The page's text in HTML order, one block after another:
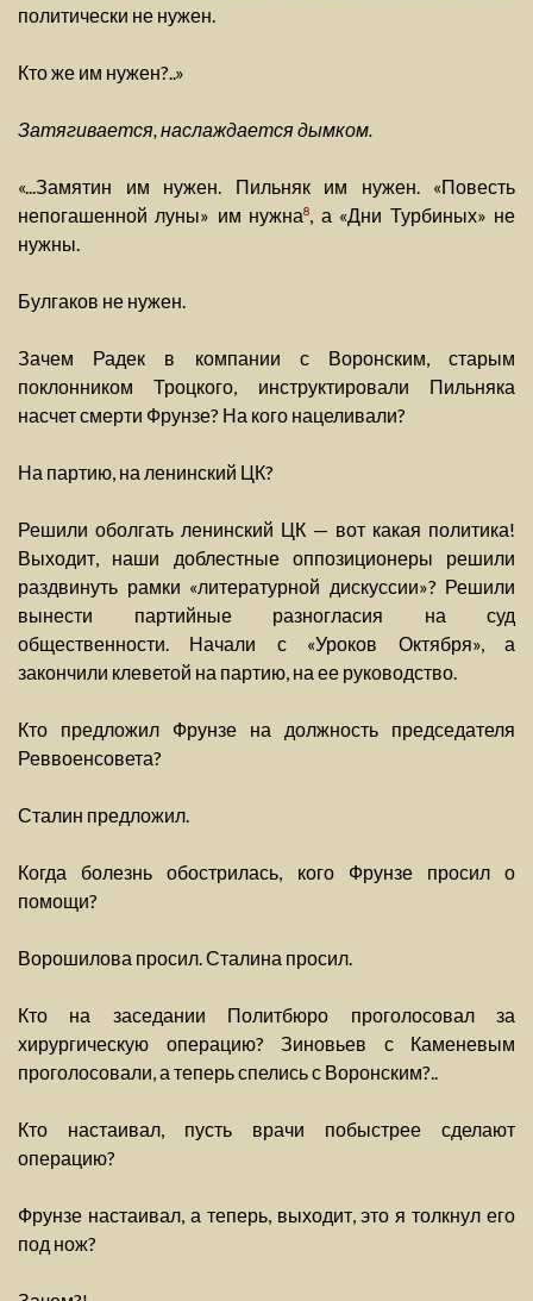
политически не нужен.
Кто же им нужен?..»
Затягивается, наслаждается дымком.
«...Замятин им нужен. Пильняк им нужен. «Повесть
непогашенной луны» им нужна8, а «Дни Турбиных» не
нужны.
Булгаков не нужен.
Зачем Радек в компании с Воронским, старым
поклонником Троцкого, инструктировали Пильняка
насчет смерти Фрунзе? На кого нацеливали?
На партию, на ленинский ЦК?
Решили оболгать ленинский ЦК — вот какая политика!
Выходит, наши доблестные оппозиционеры решили
раздвинуть рамки «литературной дискуссии»? Решили
вынести партийные разногласия на суд
общественности. Начали с «Уроков Октября», а
закончили клеветой на партию, на ее руководство.
Кто предложил Фрунзе на должность председателя
Реввоенсовета?
Сталин предложил.
Когда болезнь обострилась, кого Фрунзе просил о
помощи?
Ворошилова просил. Сталина просил.
Кто на заседании Политбюро проголосовал за
хирургическую операцию? Зиновьев с Каменевым
проголосовали, а теперь спелись с Воронским?..
Кто настаивал, пусть врачи побыстрее сделают
операцию?
Фрунзе настаивал, а теперь, выходит, это я толкнул его
под нож?